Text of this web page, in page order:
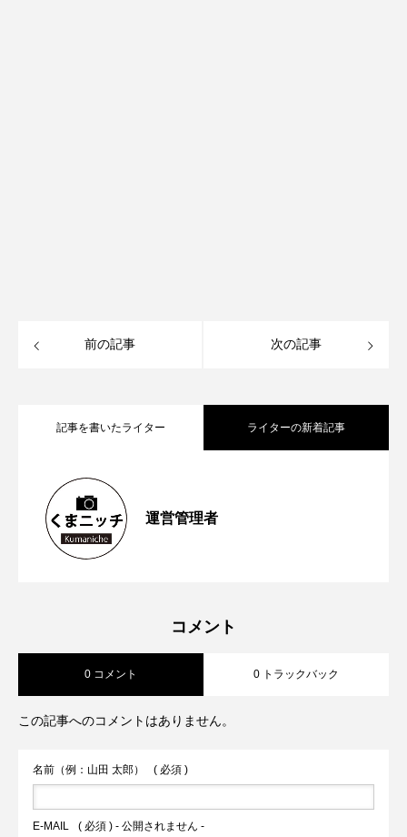
前の記事 次の記事
記事を書いたライター ライターの新着記事
運営管理者
2026.05.13
2023.06.26
プン前倒しへ 山都町の通潤橋が熊本県
対話式ＡＩ ＣｈａｔＧＰＴの実証実験
を申請へ
コメント
0 コメント 0 トラックバック
この記事へのコメントはありません。
名前（例：山田 太郎） ( 必須 )
E-MAIL ( 必須 ) - 公開されません -